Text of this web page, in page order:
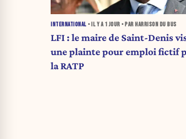
INTERNATIONAL • IL Y A 1 JOUR • PAR HARRISON DU BUS
LFI : le maire de Saint-Denis
une plainte pour emploi fictif
la RATP